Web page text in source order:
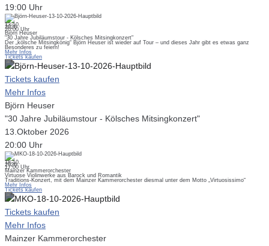
19:00 Uhr
13.10.
2026
20:00 Uhr
Björn Heuser
"30 Jahre Jubiläumstour - Kölsches Mitsingkonzert"
Der „kölsche Mitsingkönig“ Björn Heuser ist wieder auf Tour – und dieses Jahr gibt es etwas ganz
Besonderes zu feiern!
Mehr Infos
Tickets kaufen
Tickets kaufen
Mehr Infos
Björn Heuser
"30 Jahre Jubiläumstour - Kölsches Mitsingkonzert"
13.Oktober 2026
20:00 Uhr
18.10.
2026
17:00 Uhr
Mainzer Kammerorchester
Virtuose Violinwerke aus Barock und Romantik
Traditions-Konzert, mit dem Mainzer Kammerorchester diesmal unter dem Motto „Virtuosissimo“
Mehr Infos
Tickets kaufen
Tickets kaufen
Mehr Infos
Mainzer Kammerorchester